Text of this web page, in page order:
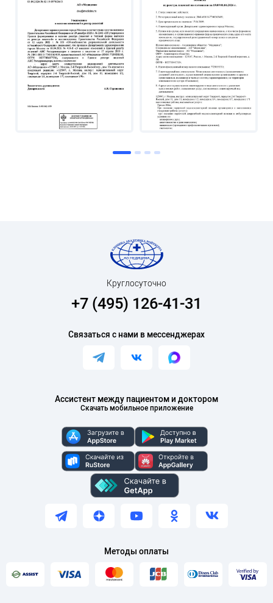
Ассистент между пациентом и доктором
Скачать мобильное приложение
Круглосуточно
+7 (495) 126-41-31
Связаться с нами в мессенджерах
Методы оплаты